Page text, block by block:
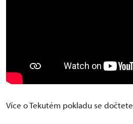
Více o Tekutém pokladu se dočtete